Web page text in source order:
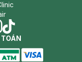
tiktok